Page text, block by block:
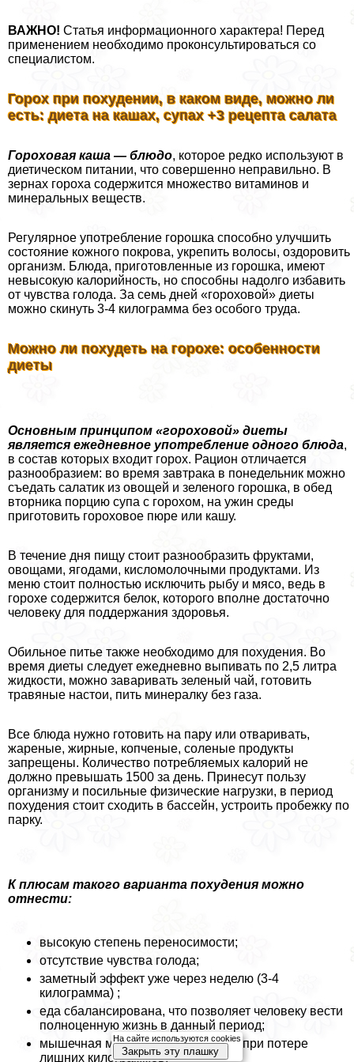
ВАЖНО! Статья информационного хаpaктера! Перед
применением необходимо проконсультироваться со
специалистом.
Горох при похудении, в каком виде, можно ли
есть: диета на кашах, супах +3 рецепта салата
Гороховая каша — блюдо, которое редко используют в
диетическом питании, что совершенно неправильно. В
зернах гороха содержится множество витаминов и
минеральных веществ.
Регулярное употрeбление горошка способно улучшить
состояние кожного покрова, укрепить волосы, оздоровить
организм. Блюда, приготовленные из горошка, имеют
невысокую калорийность, но способны надолго избавить
от чувства голода. За семь дней «гороховой» диеты
можно скинуть 3-4 килограмма без особого труда.
Можно ли похудеть на горохе: особенности
диеты
Основным принципом «гороховой» диеты
является ежедневное употрeбление одного блюда,
в состав которых входит горох. Рацион отличается
разнообразием: во время завтpaка в понедельник можно
съедать салатик из овощей и зеленого горошка, в обед
вторника порцию супа с горохом, на ужин среды
приготовить гороховое пюре или кашу.
В течение дня пищу стоит разнообразить фруктами,
овощами, ягодами, кисломолочными продуктами. Из
меню стоит полностью исключить рыбу и мясо, ведь в
горохе содержится белок, которого вполне достаточно
человеку для поддержания здоровья.
Обильное питье также необходимо для похудения. Во
время диеты следует ежедневно выпивать по 2,5 литра
жидкости, можно заваривать зеленый чай, готовить
травяные настои, пить минералку без газа.
Все блюда нужно готовить на пару или отваривать,
жареные, жирные, копченые, соленые продукты
запрещены. Количество потрeбляемых калорий не
должно превышать 1500 за день. Принесут пользу
организму и посильные физические нагрузки, в период
похудения стоит сходить в бассейн, устроить пробежку по
парку.
К плюсам такого варианта похудения можно
отнести:
высокую степень переносимости;
отсутствие чувства голода;
заметный эффект уже через неделю (3-4
килограмма) ;
еда сбалансирована, что позволяет человеку вести
полноценную жизнь в данный период;
мышечная масса не уменьшается при потере
лишних килограммов;
На сайте используются cookies
Закрыть эту плашку